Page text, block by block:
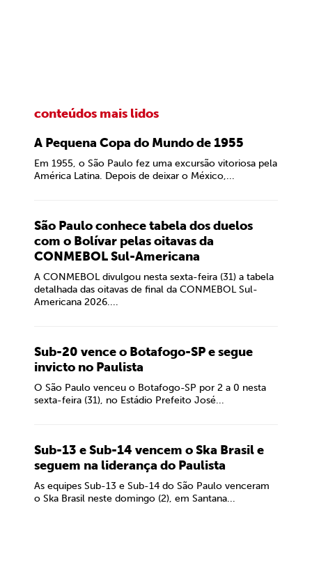
conteúdos mais lidos
A Pequena Copa do Mundo de 1955
Em 1955, o São Paulo fez uma excursão vitoriosa pela
América Latina. Depois de deixar o México,...
São Paulo conhece tabela dos duelos
com o Bolívar pelas oitavas da
CONMEBOL Sul-Americana
A CONMEBOL divulgou nesta sexta-feira (31) a tabela
detalhada das oitavas de final da CONMEBOL Sul-
Americana 2026....
Sub-20 vence o Botafogo-SP e segue
invicto no Paulista
O São Paulo venceu o Botafogo-SP por 2 a 0 nesta
sexta-feira (31), no Estádio Prefeito José...
Sub-13 e Sub-14 vencem o Ska Brasil e
seguem na liderança do Paulista
As equipes Sub-13 e Sub-14 do São Paulo venceram
o Ska Brasil neste domingo (2), em Santana...